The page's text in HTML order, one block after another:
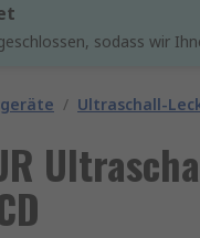
sodass wir
/ Ultraschall-